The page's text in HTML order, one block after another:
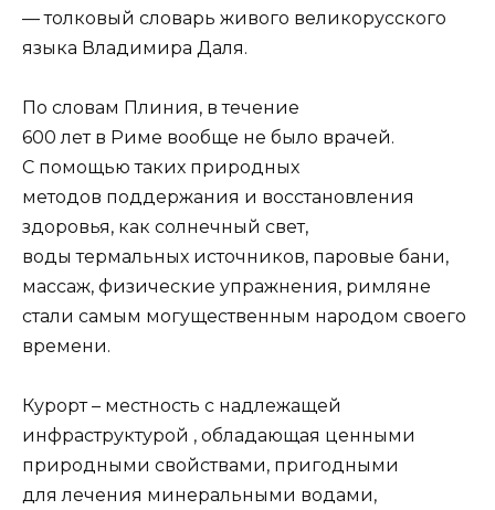
— толковый словарь живого великорусского
языка Владимира Даля.
По словам Плиния, в течение
600 лет в Риме вообще не было врачей.
С помощью таких природных
методов поддержания и восстановления
здоровья, как солнечный свет,
воды термальных источников, паровые бани,
массаж, физические упражнения, римляне
стали самым могущественным народом своего
времени.
Курорт – местность с надлежащей
инфраструктурой , обладающая ценными
природными свойствами, пригодными
для лечения минеральными водами,